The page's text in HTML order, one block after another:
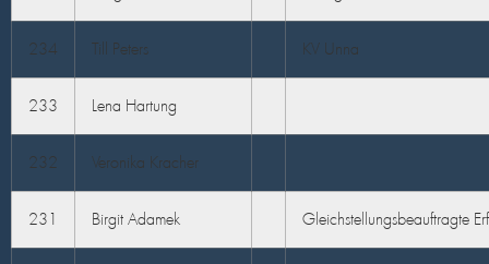
234 Till Peters KV Unna
233 Lena Hartung
232 Veronika Kracher
231 Birgit Adamek Gleichstellungsbeauftragte